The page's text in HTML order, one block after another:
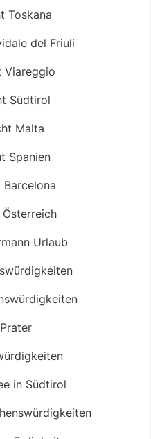
Toskana
del Friuli
Viareggio
Südtirol
Malta
Spanien
Barcelona
Urlaub
in Südtirol